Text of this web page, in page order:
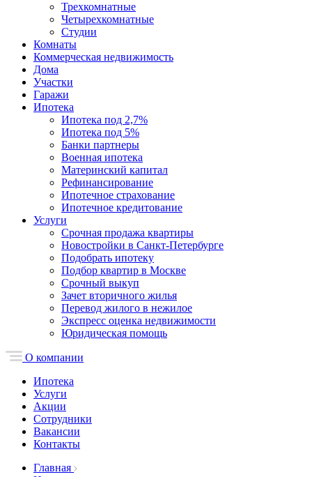
Трехкомнатные
Четырехкомнатные
Студии
Комнаты
Коммерческая недвижимость
Дома
Участки
Гаражи
Ипотека
Ипотека под 2,7%
Ипотека под 5%
Банки партнеры
Военная ипотека
Материнский капитал
Рефинансирование
Ипотечное страхование
Ипотечное кредитование
Услуги
Срочная продажа квартиры
Новостройки в Санкт-Петербурге
Подобрать ипотеку
Подбор квартир в Москве
Срочный выкуп
Зачет вторичного жилья
Перевод жилого в нежилое
Экспресс оценка недвижимости
Юридическая помощь
О компании
Ипотека
Услуги
Акции
Сотрудники
Вакансии
Контакты
Главная